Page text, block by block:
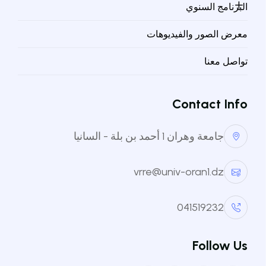
البرنامج السنوي
معرض الصور والفيديوهات
تواصل معنا
Contact Info
جامعة وهران 1 أحمد بن بلة - السانيا
vrre@univ-oran1.dz
041519232
Follow Us
معرض الصور والفيديوهات